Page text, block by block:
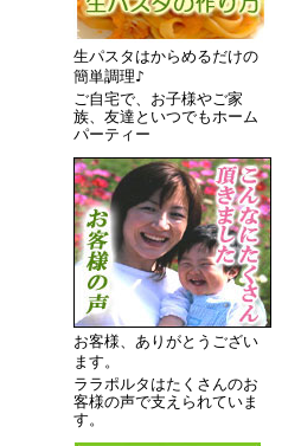
生パスタはからめるだけの
簡単調理♪
ご自宅で、お子様やご家
族、友達といつでもホーム
パーティー
お客様、ありがとうござい
ます。
ララポルタはたくさんのお
客様の声で支えられていま
す。